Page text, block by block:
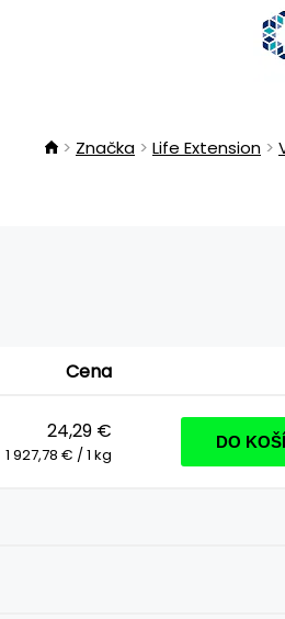
Značka Life Extension
Cena
24,29 €
1 927,78 € / 1 kg
DO